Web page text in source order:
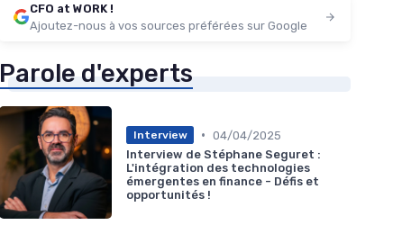
CFO at WORK !
Ajoutez-nous à vos sources préférées sur Google
Parole d'experts
Interview • 04/04/2025
Interview de Stéphane Seguret :
L'intégration des technologies
émergentes en finance - Défis et
opportunités !